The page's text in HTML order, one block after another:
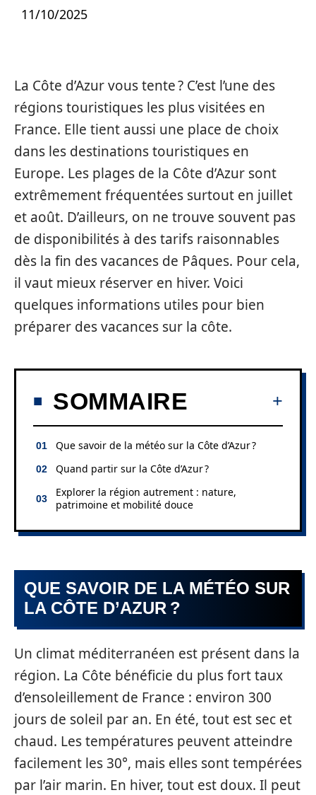
11/10/2025
La Côte d’Azur vous tente ? C’est l’une des
régions touristiques les plus visitées en
France. Elle tient aussi une place de choix
dans les destinations touristiques en
Europe. Les plages de la Côte d’Azur sont
extrêmement fréquentées surtout en juillet
et août. D’ailleurs, on ne trouve souvent pas
de disponibilités à des tarifs raisonnables
dès la fin des vacances de Pâques. Pour cela,
il vaut mieux réserver en hiver. Voici
quelques informations utiles pour bien
préparer des vacances sur la côte.
SOMMAIRE
Que savoir de la météo sur la Côte d’Azur ?
Quand partir sur la Côte d’Azur ?
Explorer la région autrement : nature,
patrimoine et mobilité douce
QUE SAVOIR DE LA MÉTÉO SUR
LA CÔTE D’AZUR ?
Un climat méditerranéen est présent dans la
région. La Côte bénéficie du plus fort taux
d’ensoleillement de France : environ 300
jours de soleil par an. En été, tout est sec et
chaud. Les températures peuvent atteindre
facilement les 30°, mais elles sont tempérées
par l’air marin. En hiver, tout est doux. Il peut